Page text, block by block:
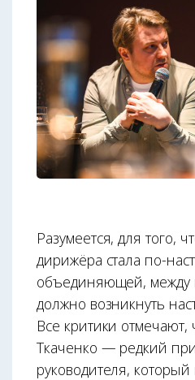
Разумеется, для того,
дирижёра стала по-
объединяющей, между
должно возникнуть
Все критики отмечают,
Ткаченко — редкий
руководителя, который